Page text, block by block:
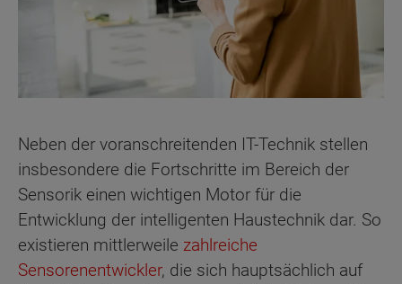
Neben der voranschreitenden IT-Technik stellen
insbesondere die Fortschritte im Bereich der
Sensorik einen wichtigen Motor für die
Entwicklung der intelligenten Haustechnik dar. So
existieren mittlerweile zahlreiche
Sensorenentwickler, die sich hauptsächlich auf